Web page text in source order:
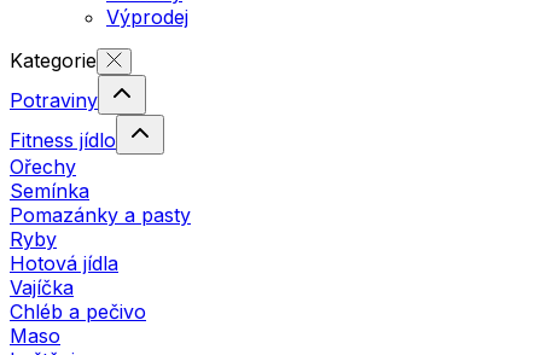
Výprodej
Kategorie
Potraviny
Fitness jídlo
Ořechy
Semínka
Pomazánky a pasty
Ryby
Hotová jídla
Vajíčka
Chléb a pečivo
Maso